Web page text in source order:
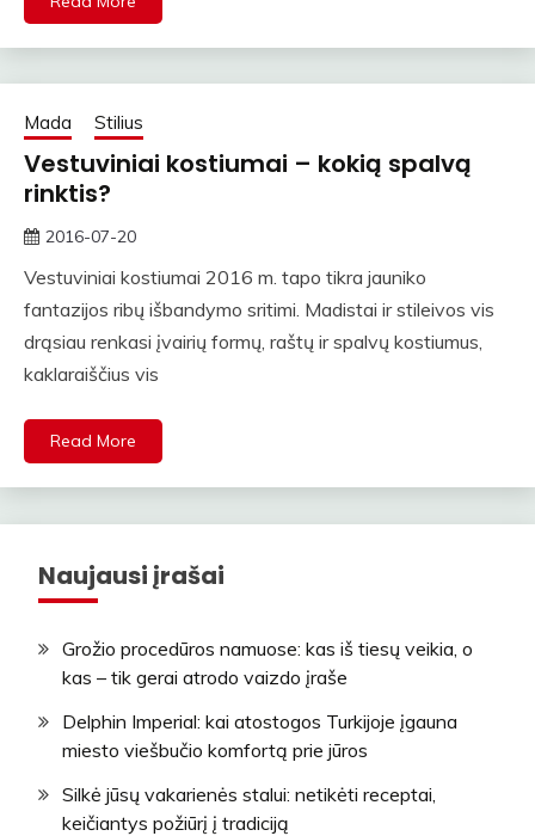
Mada Stilius
Vestuviniai kostiumai – kokią spalvą
rinktis?
2016-07-20
Vestuviniai kostiumai 2016 m. tapo tikra jauniko
fantazijos ribų išbandymo sritimi. Madistai ir stileivos vis
drąsiau renkasi įvairių formų, raštų ir spalvų kostiumus,
kaklaraiščius vis
Read More
Naujausi įrašai
Grožio procedūros namuose: kas iš tiesų veikia, o
kas – tik gerai atrodo vaizdo įraše
Delphin Imperial: kai atostogos Turkijoje įgauna
miesto viešbučio komfortą prie jūros
Silkė jūsų vakarienės stalui: netikėti receptai,
keičiantys požiūrį į tradiciją